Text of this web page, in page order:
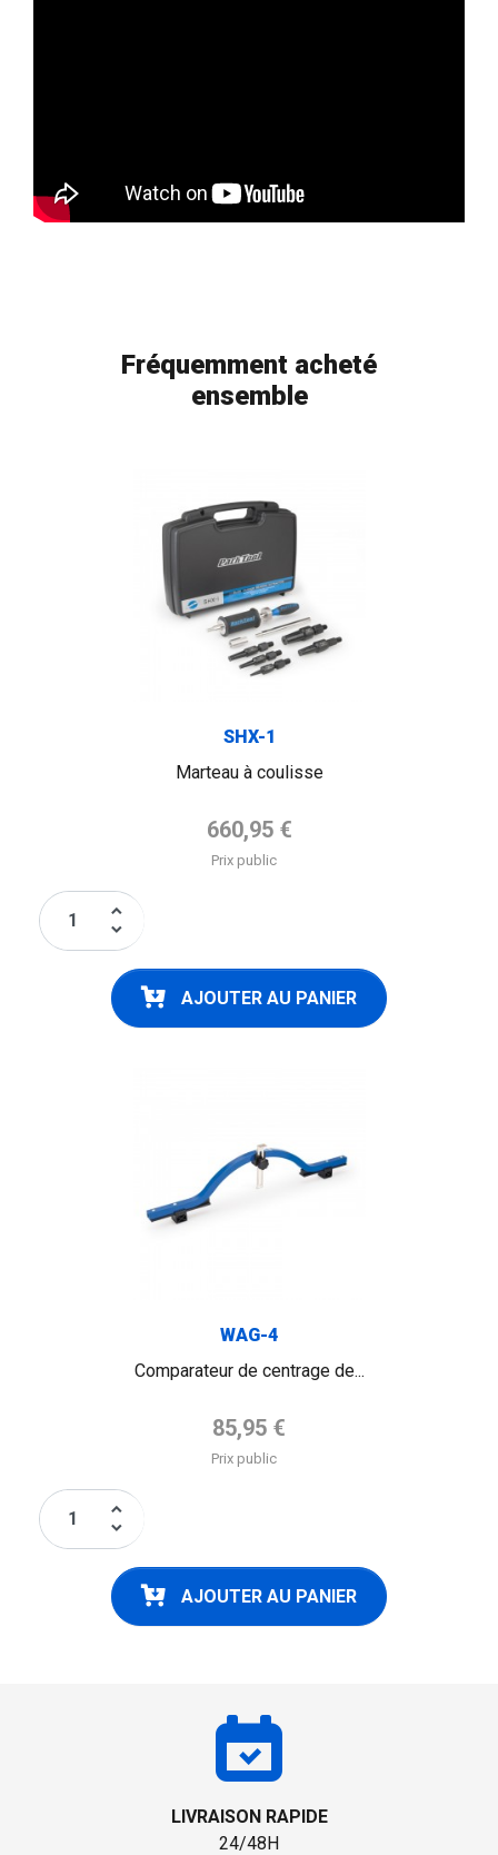
Fréquemment acheté
ensemble
SHX-1
Marteau à coulisse
Prix de base
660,95 €
Prix public
keyboard_arrow_up
keyboard_arrow_down
AJOUTER AU PANIER
WAG-4
Comparateur de centrage de...
Prix de base
85,95 €
Prix public
keyboard_arrow_up
keyboard_arrow_down
AJOUTER AU PANIER
LIVRAISON RAPIDE
24/48H